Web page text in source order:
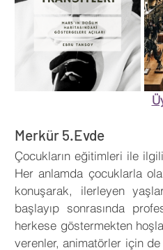
Merkür 5.Evde
Çocukların eğitimleri ile
Her anlamda çocuklarla
konuşarak, ilerleyen
başlayıp sonrasında
herkese göstermekten
verenler, animatörler için